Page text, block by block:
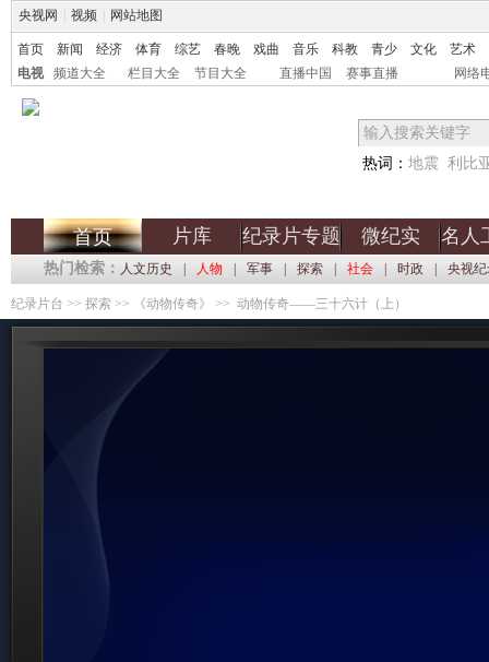
央视网 视频 网站地图
首页 新闻 经济 体育 综艺 春晚 戏曲 音乐 科教 青少 文化
艺术
电视
频道大全 栏目大全 节目大全 直播中国 赛事直播 网络
热词： 地震 利比
首页 片库 纪录片专题 微纪实 名人
热门检索： 人文历史 人物 军事 探索 社会 时政 央视
纪录片台 >> 探索 >> 《动物传奇》 >> 动物传奇——三十六计（上）